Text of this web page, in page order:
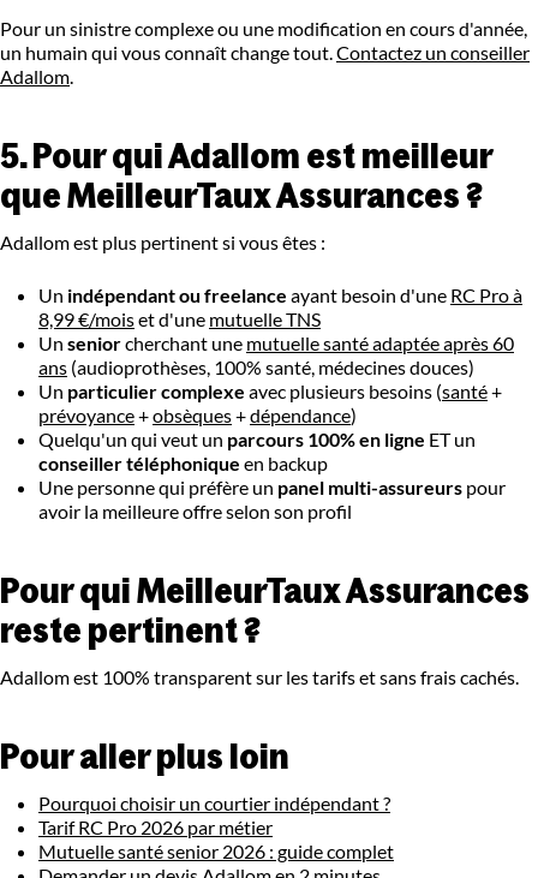
Pour un sinistre complexe ou une modification en cours d'année,
un humain qui vous connaît change tout.Contactez un conseiller
Adallom.
5. Pour qui Adallom est meilleur
que MeilleurTaux Assurances ?
Adallom est plus pertinent si vous êtes :
Un indépendant ou freelance ayant besoin d'une RC Pro à
8,99 €/moiset d'une mutuelle TNS
Un seniorcherchant une mutuelle santé adaptée après 60
ans (audioprothèses, 100% santé, médecines douces)
Un particulier complexe avec plusieurs besoins (santé+
prévoyance+obsèques+dépendance)
Quelqu'un qui veut un parcours 100% en ligne ET un
conseiller téléphonique en backup
Une personne qui préfère un panel multi-assureurs pour
avoir la meilleure offre selon son profil
Pour qui MeilleurTaux Assurances
reste pertinent ?
Adallom est 100% transparent sur les tarifs et sans frais cachés.
Pour aller plus loin
Pourquoi choisir un courtier indépendant ?
Tarif RC Pro 2026 par métier
Mutuelle santé senior 2026 : guide complet